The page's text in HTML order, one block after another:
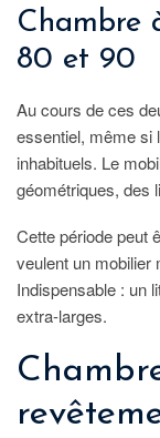
Chambre
80 et 90
Au cours de ces
essentiel, même si
inhabituels. Le
géométriques, des
Cette période peut
veulent un mobilier
Indispensable : un
extra-larges.